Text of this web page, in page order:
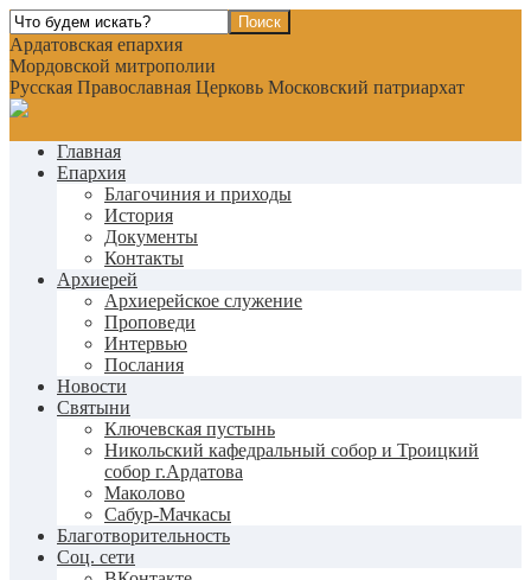
Ардатовская епархия
Мордовской митрополии
Русская Православная Церковь Московский патриархат
Главная
Епархия
Благочиния и приходы
История
Документы
Контакты
Архиерей
Архиерейское служение
Проповеди
Интервью
Послания
Новости
Святыни
Ключевская пустынь
Никольский кафедральный собор и Троицкий
собор г.Ардатова
Маколово
Сабур-Мачкасы
Благотворительность
Соц. сети